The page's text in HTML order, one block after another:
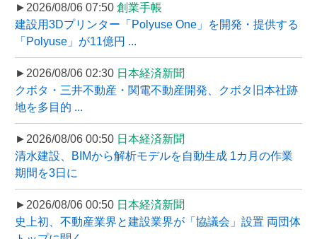
►2026/08/06 07:50 創業手帳
建設用3Dプリンター「Polyuse One」を開発・提供する
「Polyuse」が11億円 ...
►2026/08/06 02:30 日本経済新聞
クボタ・三井不動産・関電不動産開発、クボタ旧本社跡
地を多目的 ...
►2026/08/06 00:50 日本経済新聞
清水建設、BIMから解析モデルを自動生成 1カ月の作業
期間を3日に
►2026/08/06 00:50 日本経済新聞
史上初、不動産業界と建設業界が「協議会」設置 両団体